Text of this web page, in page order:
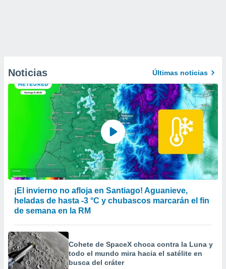
Noticias Últimas noticias
¡El invierno no afloja en Santiago! Aguanieve,
heladas de hasta -3 °C y chubascos marcarán el fin
de semana en la RM
Cohete de SpaceX choca contra la Luna y
todo el mundo mira hacia el satélite en
busca del cráter